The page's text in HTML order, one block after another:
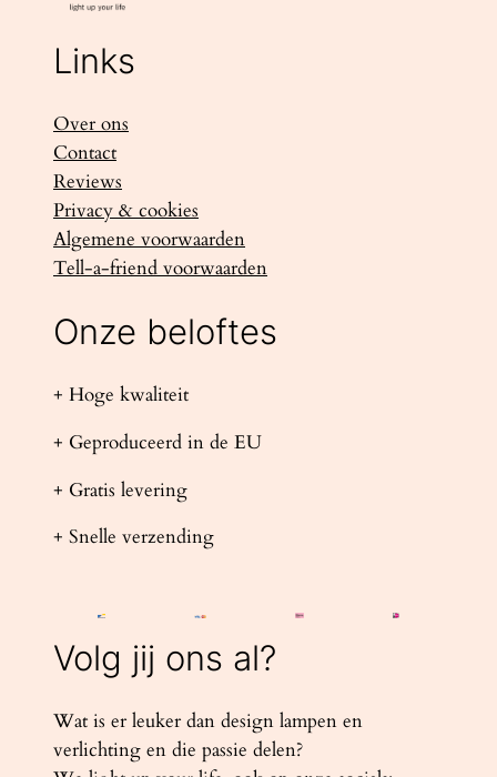
Links
Over ons
Contact
Reviews
Privacy & cookies
Algemene voorwaarden
Tell-a-friend voorwaarden
Onze beloftes
+ Hoge kwaliteit
+ Geproduceerd in de EU
+ Gratis levering
+ Snelle verzending
Volg jij ons al?
Wat is er leuker dan design lampen en
verlichting en die passie delen?